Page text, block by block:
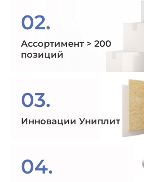
02.
Ассортимент > 200
позиций
03.
Инновации Униплит
04.